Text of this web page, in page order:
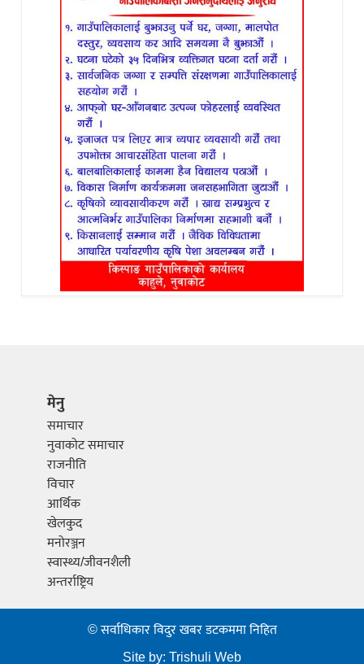
मेनु
समाचार
नुवाकोट समाचार
राजनीति
विचार
आर्थिक
खेलकुद
मनोरञ्जन
स्वास्थ्य/जीवनशैली
अन्तर्राष्ट्रिय
© सर्वाधिकार विदुर खबर डटकममा निहित
Site by:Trishuli Web